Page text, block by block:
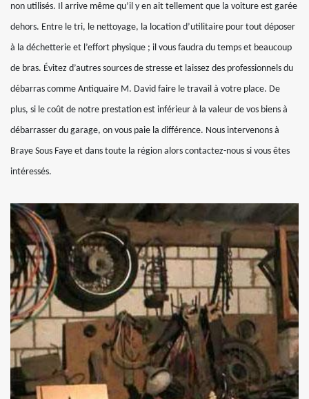
non utilisés. Il arrive même qu’il y en ait tellement que la voiture est garée
dehors. Entre le tri, le nettoyage, la location d’utilitaire pour tout déposer
à la déchetterie et l’effort physique ; il vous faudra du temps et beaucoup
de bras. Évitez d’autres sources de stresse et laissez des professionnels du
débarras comme Antiquaire M. David faire le travail à votre place. De
plus, si le coût de notre prestation est inférieur à la valeur de vos biens à
débarrasser du garage, on vous paie la différence. Nous intervenons à
Braye Sous Faye et dans toute la région alors contactez-nous si vous êtes
intéressés.